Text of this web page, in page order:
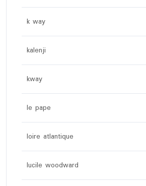
k way
kalenji
kway
le pape
loire atlantique
lucile woodward